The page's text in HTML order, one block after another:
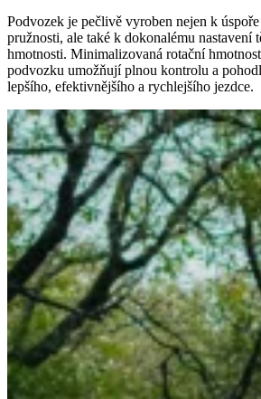
Podvozek je pečlivě vyroben nejen k
pružnosti, ale také k dokonalému nastavení
hmotnosti. Minimalizovaná rotační
podvozku umožňují plnou kontrolu a
lepšího, efektivnějšího a rychlejšího jezdce.